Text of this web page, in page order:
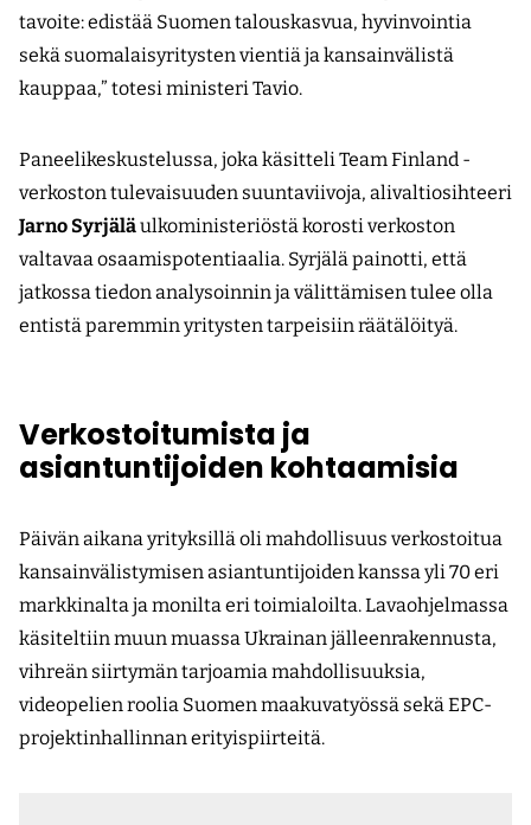
tavoite: edistää Suomen talouskasvua, hyvinvointia
sekä suomalaisyritysten vientiä ja kansainvälistä
kauppaa,” totesi ministeri Tavio.
Paneelikeskustelussa, joka käsitteli Team Finland -
verkoston tulevaisuuden suuntaviivoja, alivaltiosihteeri
Jarno Syrjäläulkoministeriöstä korosti verkoston
valtavaa osaamispotentiaalia. Syrjälä painotti, että
jatkossa tiedon analysoinnin ja välittämisen tulee olla
entistä paremmin yritysten tarpeisiin räätälöityä.
Verkostoitumista ja
asiantuntijoiden kohtaamisia
Päivän aikana yrityksillä oli mahdollisuus verkostoitua
kansainvälistymisen asiantuntijoiden kanssa yli 70 eri
markkinalta ja monilta eri toimialoilta. Lavaohjelmassa
käsiteltiin muun muassa Ukrainan jälleenrakennusta,
vihreän siirtymän tarjoamia mahdollisuuksia,
videopelien roolia Suomen maakuvatyössä sekä EPC-
projektinhallinnan erityispiirteitä.